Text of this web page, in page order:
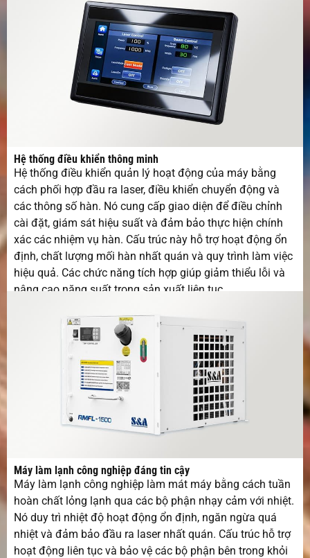
Hệ thống điều khiển thông minh
Hệ thống điều khiển quản lý hoạt động của máy bằng
cách phối hợp đầu ra laser, điều khiển chuyển động và
các thông số hàn. Nó cung cấp giao diện để điều chỉnh
cài đặt, giám sát hiệu suất và đảm bảo thực hiện chính
xác các nhiệm vụ hàn. Cấu trúc này hỗ trợ hoạt động ổn
định, chất lượng mối hàn nhất quán và quy trình làm việc
hiệu quả. Các chức năng tích hợp giúp giảm thiểu lỗi và
nâng cao năng suất trong sản xuất liên tục.
Máy làm lạnh công nghiệp đáng tin cậy
Máy làm lạnh công nghiệp làm mát máy bằng cách tuần
hoàn chất lỏng lạnh qua các bộ phận nhạy cảm với nhiệt.
Nó duy trì nhiệt độ hoạt động ổn định, ngăn ngừa quá
nhiệt và đảm bảo đầu ra laser nhất quán. Cấu trúc hỗ trợ
hoạt động liên tục và bảo vệ các bộ phận bên trong khỏi